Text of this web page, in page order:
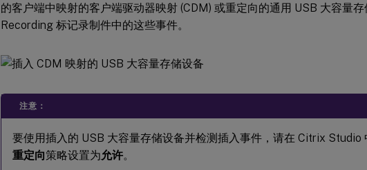
的客户端中映射的客户端驱动器映射 (CDM) 或重定向的通用 USB 大容量
Recording 标记录制件中的这些事件。
注意：
要使用插入的 USB 大容量存储设备并检测插入事件，请在 Citrix Studio
重定向策略设置为允许。